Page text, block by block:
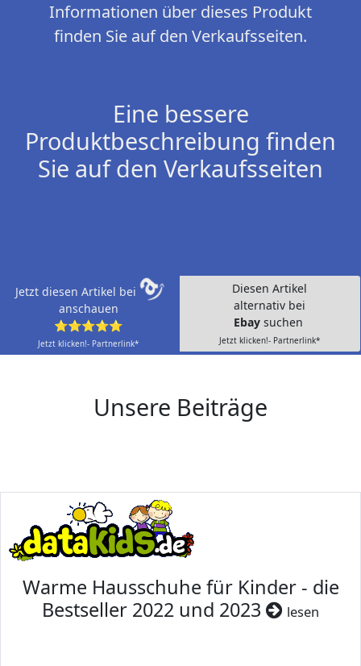
Informationen über dieses Produkt
finden Sie auf den Verkaufsseiten.
Eine bessere
Produktbeschreibung finden
Sie auf den Verkaufsseiten
Jetzt diesen Artikel bei
anschauen
⭐⭐⭐⭐⭐
Jetzt klicken!- Partnerlink*
Diesen Artikel
alternativ bei
Ebay suchen
Jetzt klicken!- Partnerlink*
Unsere Beiträge
Warme Hausschuhe für Kinder - die
Bestseller 2022 und 2023
lesen